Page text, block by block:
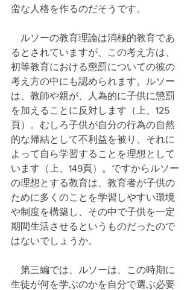
蛮な人格を作るのだそうです。
ルソーの教育理論は消極的教育であ
るとされていますが、この考え方は、
初等教育における懲罰についての彼の
考え方の中にも認められます。ルソー
は、教師や親が、人為的に子供に懲罰
を加えることに反対します（上、125
頁）。むしろ子供が自分の行為の自然
的な帰結として不利益を被り、それに
よって自ら学習することを理想として
います（上、149頁）。ですからルソー
の理想とする教育は、教育者が子供の
ために多くのことを学習しやすい環境
や制度を構築し、その中で子供を一定
期間生活させるというものだったので
はないでしょうか。
第三編では、ルソーは、この時期に
生徒が何を学ぶのかを自分で選ぶ必要